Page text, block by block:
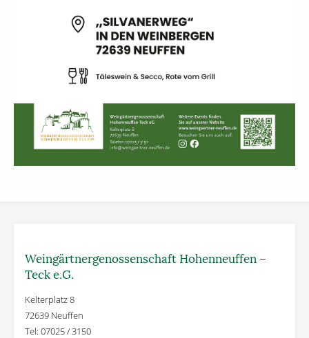
Weingärtner­genossenschaft Hohenneuffen –
Teck e.G.
Kelterplatz 8
72639 Neuffen
Tel: 07025 / 3150